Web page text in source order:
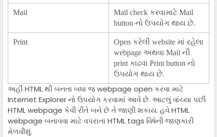
Mail
Mail check કરવામાટે Mail
button નો ઉપયોગ થાય છે.
Print
Open કરેલી website માં રહેલા
webpage અથવા Mail ની
print કાઢવા Print button નો
ઉપયોગ થાય છે.
અહીં HTML થી બનતા બધા જ webpage open કરવા માટે
Internet Explorer નો ઉપયોગ કરવામાં આવે છે. આટલું વાંચ્યા પછી
HTML webpage કેવી રીતે બને છે તે જાણી શકાય. હવે HTML
webpage બનાવવા માટે વપરાતા HTML tags વિષેની જાણકારી
મેળવીશું.